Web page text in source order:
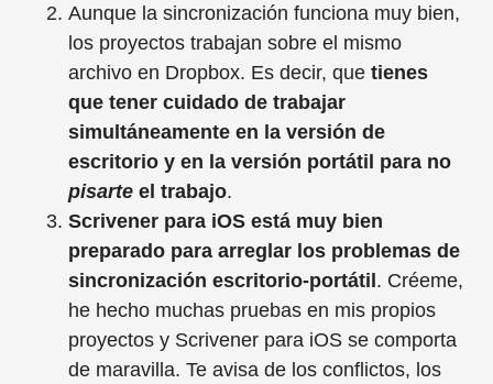
Aunque la sincronización funciona muy bien,
los proyectos trabajan sobre el mismo
archivo en Dropbox. Es decir, quetienes
que tener cuidado de trabajar
simultáneamente en la versión de
escritorio y en la versión portátil para no
pisarte el trabajo.
Scrivener para iOS está muy bien
preparado para arreglar los problemas de
sincronización escritorio-portátil . Créeme,
he hecho muchas pruebas en mis propios
proyectos y Scrivener para iOS se comporta
de maravilla. Te avisa de los conflictos, los